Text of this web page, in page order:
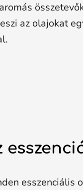
az olajokat
esszenciális